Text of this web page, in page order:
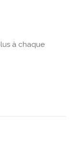
à chaque